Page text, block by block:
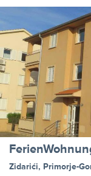
Zidarići, Primorje-